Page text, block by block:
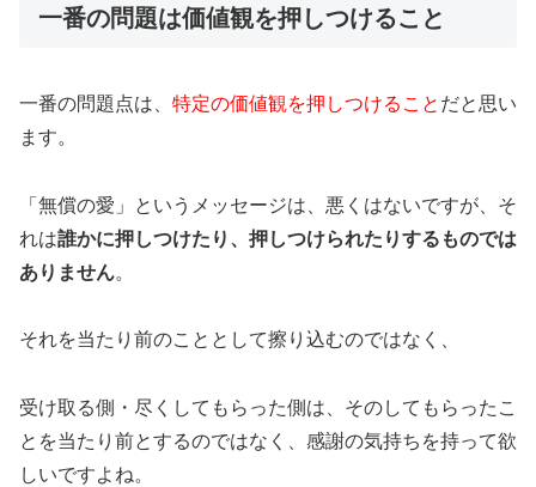
一番の問題は価値観を押しつけること
一番の問題点は、 特定の価値観を押しつけること だと思い
ます。
「無償の愛」というメッセージは、悪くはないですが、そ
れは誰かに押しつけたり、押しつけられたりするものでは
ありません。
それを当たり前のこととして擦り込むのではなく、
受け取る側・尽くしてもらった側は、そのしてもらったこ
とを当たり前とするのではなく、感謝の気持ちを持って欲
しいですよね。